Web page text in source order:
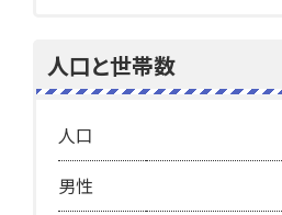
人口と世帯数
人口
男性